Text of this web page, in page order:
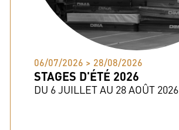
06/07/2026 > 28/08/2026
STAGES D'ÉTÉ 2026
DU 6 JUILLET AU 28 AOÛT 2026